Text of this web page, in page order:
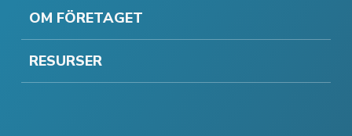
OM FÖRETAGET
RESURSER